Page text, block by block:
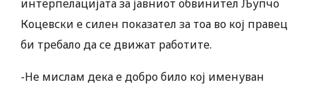
интерпелацијата за јавниот обвинител Љупчо
Коцевски е силен показател за тоа во кој правец
би требало да се движат работите.
-Не мислам дека е добро било кој именуван